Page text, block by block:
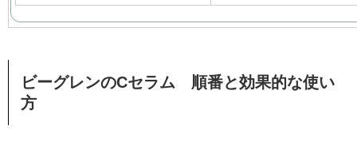
ビーグレンのCセラム 順番と効果的な使い
方